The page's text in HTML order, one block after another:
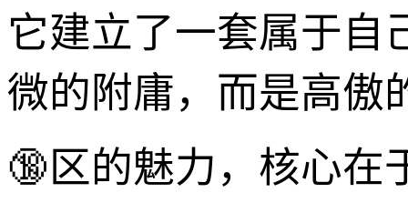
它建立了一套属于自
微的附庸，而是高傲
🔞区的魅力，核心在